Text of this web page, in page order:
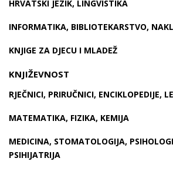
HRVATSKI JEZIK, LINGVISTIKA
INFORMATIKA, BIBLIOTEKARSTVO,
KNJIGE ZA DJECU I MLADEŽ
KNJIŽEVNOST
RJEČNICI, PRIRUČNICI, ENCIKLOPEDIJE,
MATEMATIKA, FIZIKA, KEMIJA
MEDICINA, STOMATOLOGIJA,
PSIHIJATRIJA